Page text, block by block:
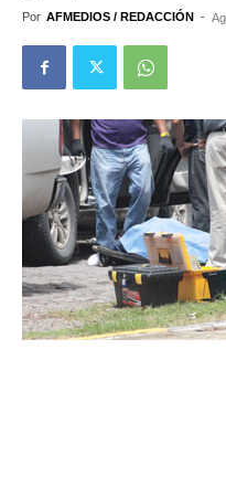
Por AFMEDIOS / REDACCIÓN -